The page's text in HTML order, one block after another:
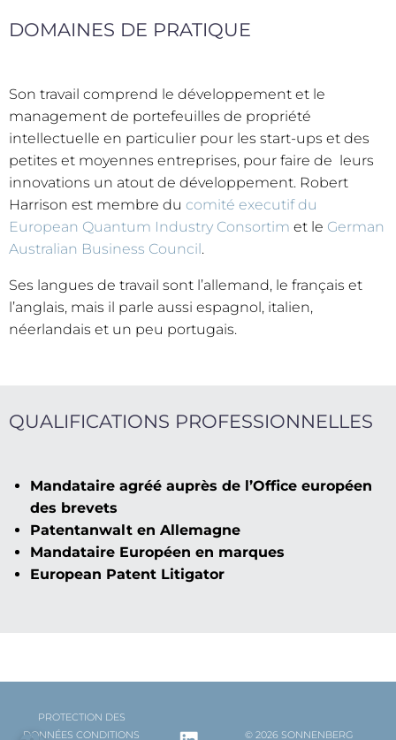
DOMAINES DE PRATIQUE
Son travail comprend le développement et le
management de portefeuilles de propriété
intellectuelle en particulier pour les start-ups et des
petites et moyennes entreprises, pour faire de leurs
innovations un atout de développement. Robert
Harrison est membre du comité executif du
European Quantum Industry Consortim et le German
Australian Business Council.
Ses langues de travail sont l’allemand, le français et
l’anglais, mais il parle aussi espagnol, italien,
néerlandais et un peu portugais.
QUALIFICATIONS PROFESSIONNELLES
Mandataire agréé auprès de l’Office européen
des brevets
Patentanwalt en Allemagne
Mandataire Européen en marques
European Patent Litigator
PROTECTION DES
DONNÉES CONDITIONS © 2026 SONNENBERG